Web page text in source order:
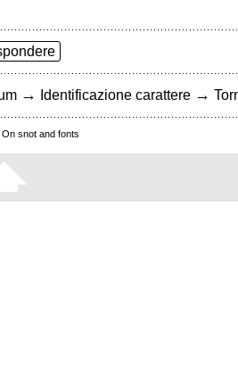
→ Identificazione carattere →
On snot and fonts